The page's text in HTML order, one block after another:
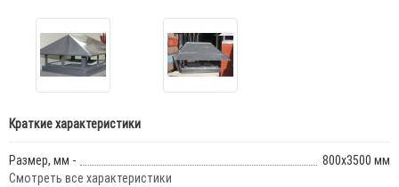
Краткие характеристики
Размер, мм -
800х3500 мм
Смотреть все характеристики